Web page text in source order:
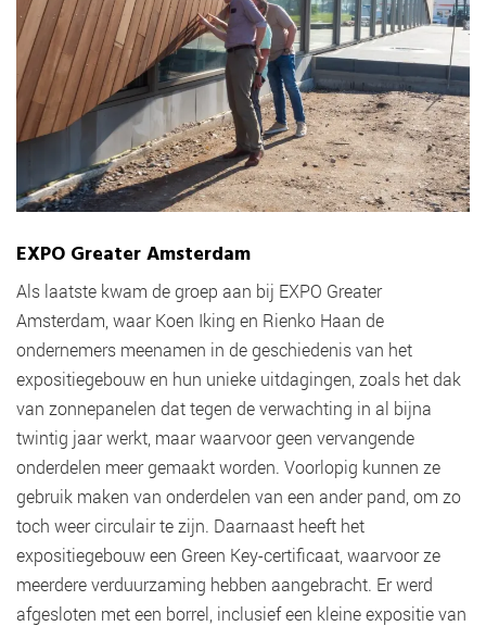
EXPO Greater Amsterdam
Als laatste kwam de groep aan bij EXPO Greater
Amsterdam, waar Koen Iking en Rienko Haan de
ondernemers meenamen in de geschiedenis van het
expositiegebouw en hun unieke uitdagingen, zoals het dak
van zonnepanelen dat tegen de verwachting in al bijna
twintig jaar werkt, maar waarvoor geen vervangende
onderdelen meer gemaakt worden. Voorlopig kunnen ze
gebruik maken van onderdelen van een ander pand, om zo
toch weer circulair te zijn. Daarnaast heeft het
expositiegebouw een Green Key-certificaat, waarvoor ze
meerdere verduurzaming hebben aangebracht. Er werd
afgesloten met een borrel, inclusief een kleine expositie van